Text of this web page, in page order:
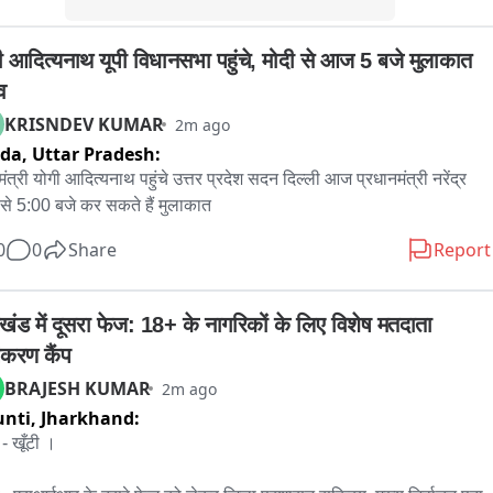
અને અન્ય આગેવાનોના સમર્થન બાદ હવે આ મુદ્દે અનેક ગામોના
એકજૂથ બનતા મામલો વધુ ચર્ચાસ્પદ બન્યો છે.
પોતાના હક્ક અને ખેડાણની મંજૂરીની માંગ સાથે આગળ વધી
છે. જ્યારે વન વિભાગ દ્વારા જંગલ જમીન પર નિયમ મુજબની
કરવામાં આવી રહી હોવાનું જણાવવામાં આવે છે.
દિવસોમાં ગ્રામજનોની લડત અને વન વિભાગની કાર્યવાહી
आदित्यनाथ यूपी विधानसभा पहुंचे, मोदी से आज 5 बजे मुलाकात
KRISNDEV KUMAR 2m ago
Uttar Pradesh:
योगी आदित्यनाथ पहुंचे उत्तर प्रदेश सदन दिल्ली आज प्रधानमंत्री नरेंद्र
से 5:00 बजे कर सकते हैं मुलाकात
0 Share Report
में दूसरा फेज: 18+ के नागरिकों के लिए विशेष मतदाता
कैंप
BRAJESH KUMAR 2m ago
Jharkhand:
- खूँटी ।